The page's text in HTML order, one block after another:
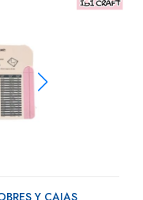
Y CAJAS